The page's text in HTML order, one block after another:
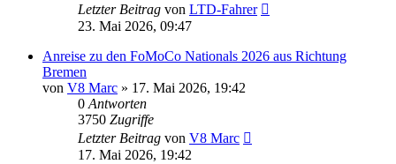
Letzter Beitrag von LTD-Fahrer
23. Mai 2026, 09:47
Anreise zu den FoMoCo Nationals 2026 aus Richtung
Bremen
von V8 Marc » 17. Mai 2026, 19:42
0 Antworten
3750 Zugriffe
Letzter Beitrag von V8 Marc
17. Mai 2026, 19:42